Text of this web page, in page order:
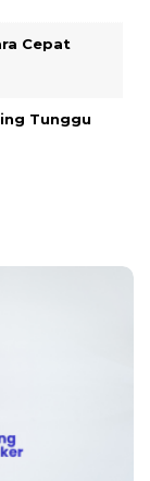
Cepat
Tunggu